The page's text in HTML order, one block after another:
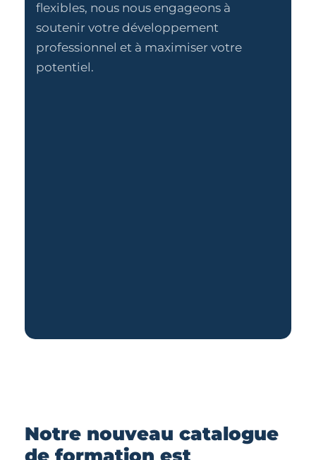
flexibles, nous nous engageons à
soutenir votre développement
professionnel et à maximiser votre
potentiel.
Notre nouveau catalogue